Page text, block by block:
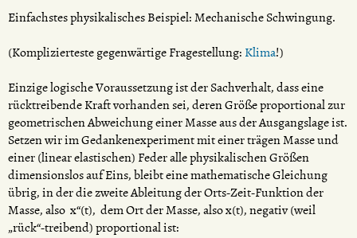
Einfachstes physikalisches Beispiel: Mechanische Schwingung.
(Komplizierteste gegenwärtige Fragestellung: Klima!)
Einzige logische Voraussetzung ist der Sachverhalt, dass eine
rücktreibende Kraft vorhanden sei, deren Größe proportional zur
geometrischen Abweichung einer Masse aus der Ausgangslage ist.
Setzen wir im Gedankenexperiment mit einer trägen Masse und
einer (linear elastischen) Feder alle physikalischen Größen
dimensionslos auf Eins, bleibt eine mathematische Gleichung
übrig, in der die zweite Ableitung der Orts-Zeit-Funktion der
Masse, also x“(t), dem Ort der Masse, also x(t), negativ (weil
„rück“-treibend) proportional ist: